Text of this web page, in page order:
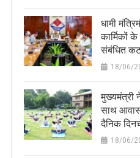
धामी
कार्मिकों
संबंधित
18/06/
मुख्यमंत्री
साथ आवास
दैनिक
18/06/